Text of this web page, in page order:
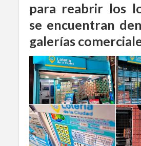
para reabrir los
se encuentran
galerías